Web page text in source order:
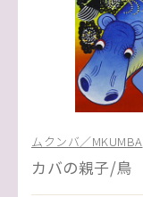
ムクンバ／MKUMBA
カバの親子/鳥